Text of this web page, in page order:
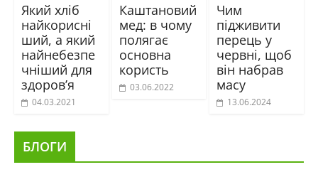
Який хліб
найкорисні
ший, а який
найнебезпе
чніший для
здоров’я
04.03.2021
Каштановий
мед: в чому
полягає
основна
користь
03.06.2022
Чим
підживити
перець у
червні, щоб
він набрав
масу
13.06.2024
БЛОГИ